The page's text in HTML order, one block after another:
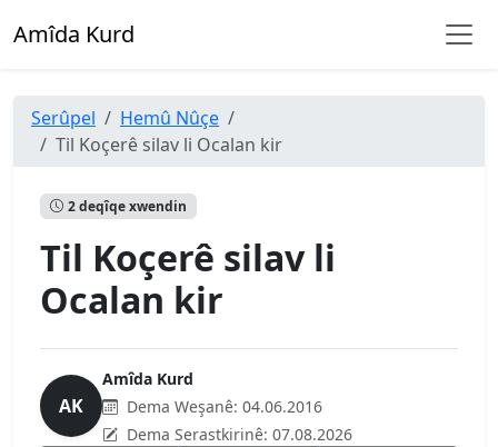
Amîda Kurd
Serûpel
Hemû Nûçe
Til Koçerê silav li Ocalan kir
2 deqîqe xwendin
Til Koçerê silav li
Ocalan kir
AK
Amîda Kurd
Dema Weşanê: 04.06.2016
Dema Serastkirinê: 07.08.2026